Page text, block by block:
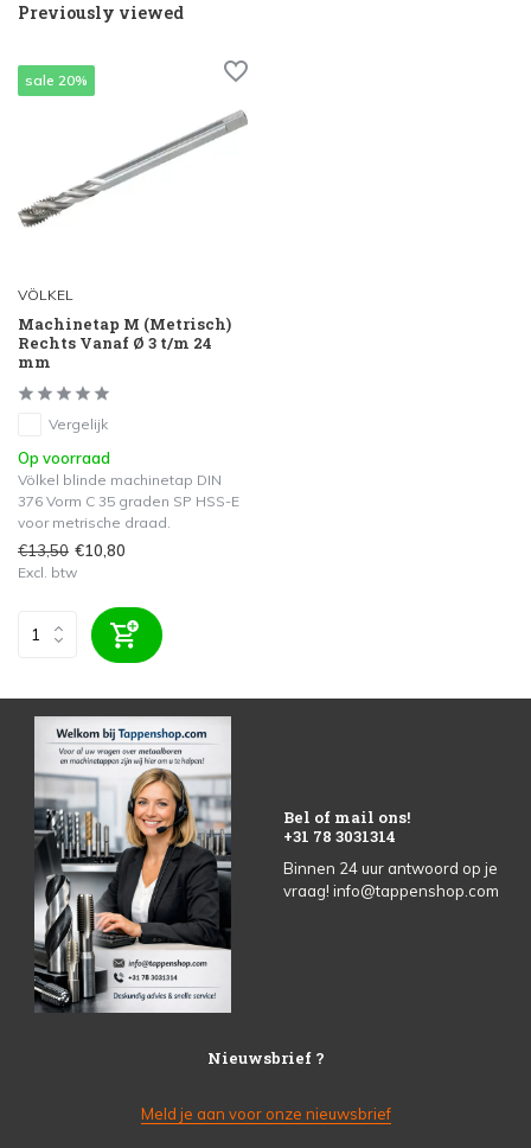
Previously viewed
sale 20%
VÖLKEL
Machinetap M (Metrisch)
Rechts Vanaf Ø 3 t/m 24
mm
Vergelijk
Op voorraad
Völkel blinde machinetap DIN
376 Vorm C 35 graden SP HSS-E
voor metrische draad.
€13,50 €10,80
Excl. btw
Bel of mail ons!
+31 78 3031314
Binnen 24 uur antwoord op je
vraag! info@tappenshop.com
Nieuwsbrief ?
Meld je aan voor onze nieuwsbrief